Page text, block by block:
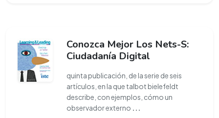
Conozca Mejor Los Nets-S:
Ciudadanía Digital
quinta publicación, de la serie de seis
artículos, en la que talbot bielefeldt
describe, con ejemplos, cómo un
observador externo ...